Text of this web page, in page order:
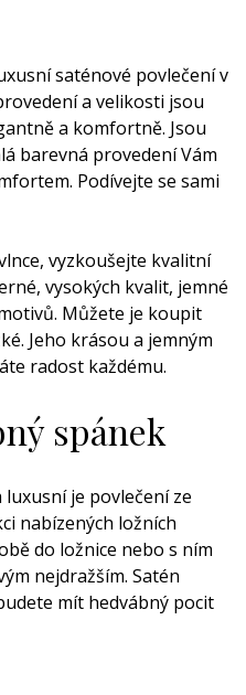
saténové povlečení v
a velikosti jsou
a komfortně. Jsou
barevná provedení Vám
Podívejte se sami
vyzkoušejte kvalitní
vysokých kvalit, jemné
Můžete je koupit
Jeho krásou a jemným
radost každému.
spánek
je povlečení ze
nabízených ložních
do ložnice nebo s ním
nejdražším. Satén
mít hedvábný pocit